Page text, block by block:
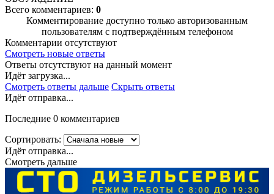
Всего комментариев: 0
Комментирование доступно только авторизованным
пользователям с подтверждённым телефоном
Комментарии отсутствуют
Смотреть новые ответы
Ответы отсутствуют на данный момент
Идёт загрузка...
Смотреть ответы дальше Скрыть ответы
Идёт отправка...
Последние 0 комментариев
Сортировать:
Идёт отправка...
Смотреть дальше